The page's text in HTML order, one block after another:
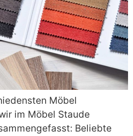
Möbel
im Möbel Staude
Beliebte